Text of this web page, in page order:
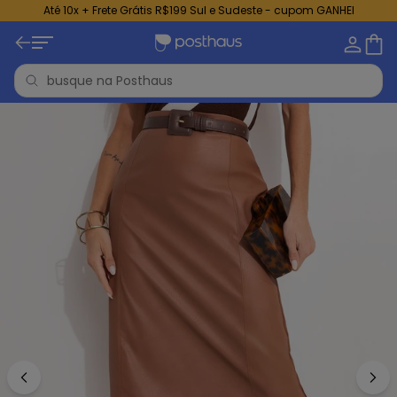
Até 10x + Frete Grátis R$199 Sul e Sudeste - cupom GANHEI